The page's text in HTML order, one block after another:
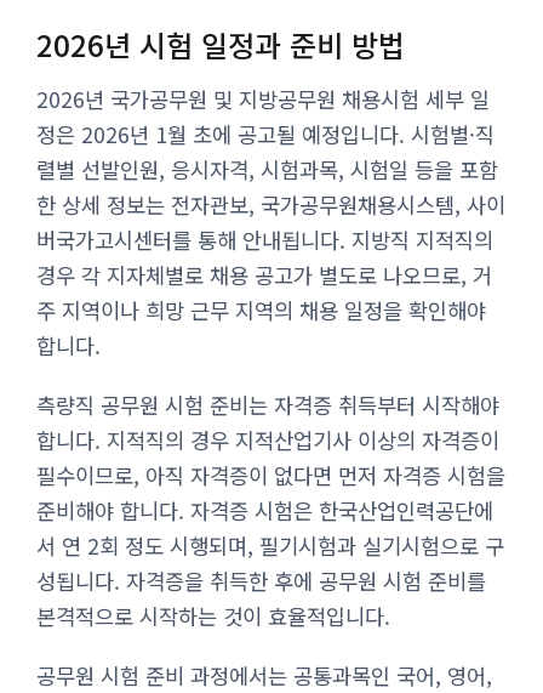
2026년 시험 일정과 준비 방법
2026년 국가공무원 및 지방공무원 채용시험 세부 일
정은 2026년 1월 초에 공고될 예정입니다. 시험별·직
렬별 선발인원, 응시자격, 시험과목, 시험일 등을 포함
한 상세 정보는 전자관보, 국가공무원채용시스템, 사이
버국가고시센터를 통해 안내됩니다. 지방직 지적직의
경우 각 지자체별로 채용 공고가 별도로 나오므로, 거
주 지역이나 희망 근무 지역의 채용 일정을 확인해야
합니다.
측량직 공무원 시험 준비는 자격증 취득부터 시작해야
합니다. 지적직의 경우 지적산업기사 이상의 자격증이
필수이므로, 아직 자격증이 없다면 먼저 자격증 시험을
준비해야 합니다. 자격증 시험은 한국산업인력공단에
서 연 2회 정도 시행되며, 필기시험과 실기시험으로 구
성됩니다. 자격증을 취득한 후에 공무원 시험 준비를
본격적으로 시작하는 것이 효율적입니다.
공무원 시험 준비 과정에서는 공통과목인 국어, 영어,